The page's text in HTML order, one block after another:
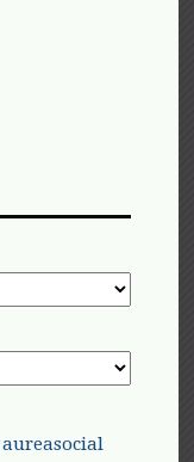
aureasocial